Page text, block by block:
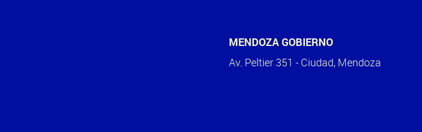
MENDOZA GOBIERNO
Av. Peltier 351 - Ciudad, Mendoza